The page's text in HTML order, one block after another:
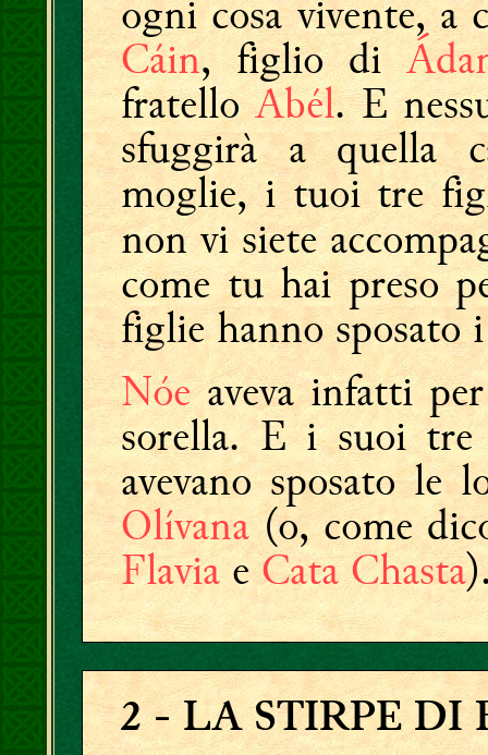
ogni cosa vivente, a
Cáin, figlio di
fratelloAbél. E
sfuggirà a quella
moglie, i tuoi tre
non vi siete
come tu hai preso
figlie hanno sposato
Nóe aveva infatti
sorella. E i suoi
avevano sposato le
Olívana (o, come
FlaviaeCata Chasta
2- LA STIRPE DI